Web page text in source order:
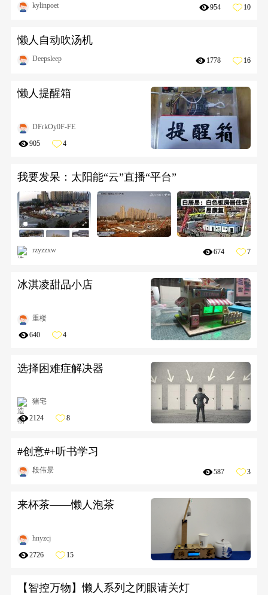
kylinpoet 954 10
懒人自动吹汤机
Deepsleep 1778 16
懒人提醒箱
DFrkOy0F-FE
905 4
我要发呆：太阳能“云”直播“平台”
rzyzzxw 674 7
冰淇凌甜品小店
重楼
640 4
选择困难症解决器
猪宅
2124 8
#创意#+听书学习
段伟景 587 3
来杯茶——懒人泡茶
hnyzcj
2726 15
【智控万物】懒人系列之闭眼请关灯